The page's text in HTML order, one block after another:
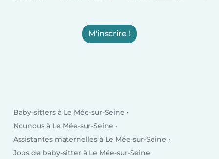
M'inscrire !
Baby-sitters à Le Mée-sur-Seine
Nounous à Le Mée-sur-Seine
Assistantes maternelles à Le Mée-sur-Seine
Jobs de baby-sitter à Le Mée-sur-Seine